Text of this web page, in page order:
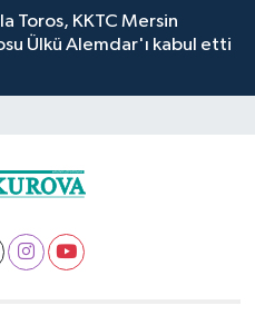
Toros, KKTC Mersin
Ülkü Alemdar'ı kabul etti